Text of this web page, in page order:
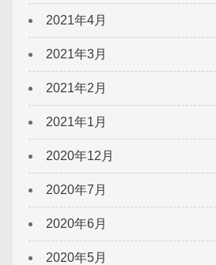
2021年4月
2021年3月
2021年2月
2021年1月
2020年12月
2020年7月
2020年6月
2020年5月